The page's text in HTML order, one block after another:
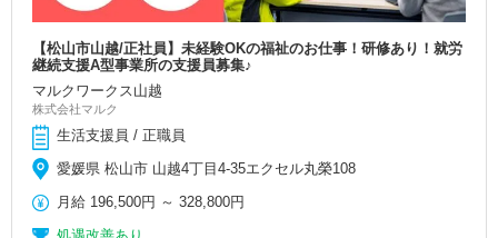
【松山市山越/正社員】未経験OKの福祉のお仕事！研修あり！就労
継続支援A型事業所の支援員募集♪
マルクワークス山越
株式会社マルク
生活支援員 / 正職員
愛媛県 松山市 山越4丁目4-35エクセル丸榮108
月給 196,500円 ～328,800円